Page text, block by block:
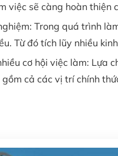
việc sẽ càng hoàn thiện
Trong quá trình
Từ đó tích lũy nhiều
cơ hội việc làm: Lựa
cả các vị trí chính